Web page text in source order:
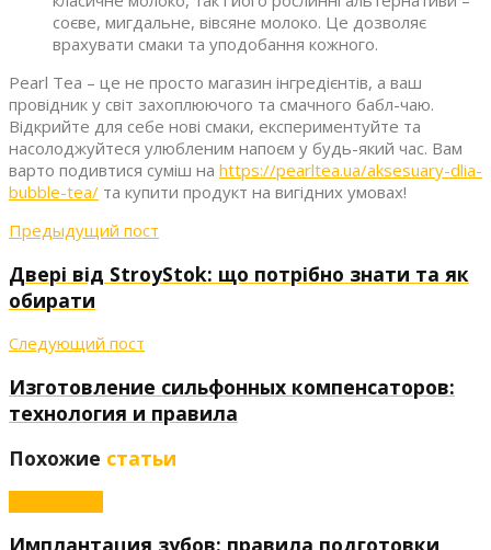
соєве, мигдальне, вівсяне молоко. Це дозволяє
врахувати смаки та уподобання кожного.
Pearl Tea – це не просто магазин інгредієнтів, а ваш
провідник у світ захоплюючого та смачного бабл-чаю.
Відкрийте для себе нові смаки, експериментуйте та
насолоджуйтеся улюбленим напоєм у будь-який час. Вам
варто подивтися суміш на https://pearltea.ua/aksesuary-dlia-
bubble-tea/ та купити продукт на вигідних умовах!
Предыдущий пост
Двері від StroyStok: що потрібно знати та як
обирати
Следующий пост
Изготовление сильфонных компенсаторов:
технология и правила
Похожие статьи